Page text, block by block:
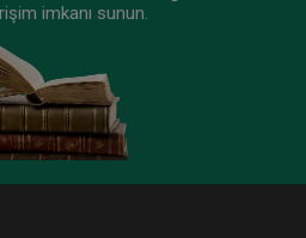
imkanı sunun.